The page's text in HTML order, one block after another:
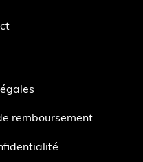
remboursement